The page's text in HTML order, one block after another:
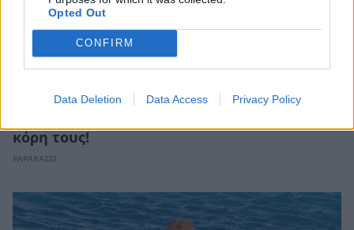
Opted Out
CONFIRM
Data Deletion Data Access Privacy Policy
Κατερίνα Καινούργιου – Παναγιώτης
κόρη τους!
PAPARAZZI